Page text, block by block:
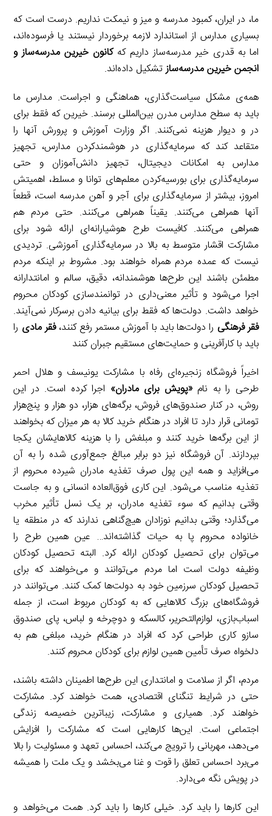
ما، در ایران، کمبود مدرسه و میز و نیمکت نداریم. درست است که
بسیاری مدارس از استاندارد لازمه برخوردار نیستند یا فرسوده‌اند،
اما به قدری خیر مدرسه‌ساز داریم کهکانون خیرین مدرسه‌ساز و
انجمن خیرین مدرسه‌سازتشکیل داده‌اند.
همه‌ی مشکل سیاست‌گذاری، هماهنگی و اجراست. مدارس ما
باید به سطح مدارس مدرن بین‌المللی برسند. خیرین که فقط برای
در و دیوار هزینه نمی‌کنند. اگر وزارت آموزش‌ و‌ پرورش آنها را
متقاعد کند که سرمایه‌گذاری در هوشمند‌کردن مدارس، تجهیز
مدارس به امکانات دیجیتال، تجهیز دانش‌آموزان و حتی
سرمایه‌گذاری برای بورسیه‌کردن معلم‌های توانا و مسلط، اهمیتش
امروز، بیشتر از سرمایه‌گذاری برای آجر و آهن مدرسه است، قطعاً
آنها همراهی می‌کنند. یقیناً همراهی می‌کنند. حتی مردم هم
همراهی می‌کنند. کافیست طرح هوشیارانه‌ای ارائه شود برای
مشارکت اقشار متوسط به بالا در سرمایه‌گذاری آموزشی. تردیدی
نیست که عمده مردم همراه خواهند بود. مشروط بر اینکه مردم
مطمئن باشند این طرح‌ها هوشمندانه، دقیق، سالم و امانتدارانه
اجرا می‌شود و تأثیر معنی‌داری در توانمندسازی کودکان محروم
خواهد داشت. دولت‌ها که فقط برای بیانیه دادن برسرکار نمی‌آیند.
فقر فرهنگی را دولت‌ها باید با آموزش مستمر رفع کنند،فقر مادی را
باید با کارآفرینی و حمایت‌های مستقیم جبران کنند
اخیراً فروشگاه زنجیره‌ای رفاه با مشارکت یونیسف و هلال احمر
طرحی را به نام«پویش برای مادران» اجرا کرده است. در این
روش، در کنار صندوق‌های فروش، برگه‌های هزار، دو هزار و پنج‌هزار
تومانی قرار دارد تا افراد در هنگام خرید کالا به هر میزان که بخواهند
از این برگه‌ها خرید کنند و مبلغش را با هزینه کالاهایشان یکجا
بپردازند. آن فروشگاه نیز دو برابر مبالغ جمع‌آوری شده را به آن
می‌افزاید و همه این پول صرف تغذیه مادران شیرده محروم از
تغذیه مناسب می‌شود. این کاری فوق‌العاده انسانی و به جاست
وقتی بدانیم که سوء‌ تغذیه مادران، بر یک نسل تأثیر مخرب
می‌گذارد؛ وقتی بدانیم نوزادان هیچ‌گناهی ندارند که در منطقه یا
خانواده محروم پا به حیات گذاشته‌اند… عین‌ همین طرح را
می‌توان برای تحصیل کودکان ارائه کرد. البته تحصیل کودکان
وظیفه دولت است اما مردم می‌‌توانند و می‌خواهند که برای
تحصیل کودکان سرزمین خود به دولت‌ها کمک کنند. می‌توانند در
فروشگاه‌های بزرگ کالاهایی که به کودکان مربوط است، از جمله
اسباب‌بازی، لوازم‌‌التحریر، کالسکه و دوچرخه و لباس، پای صندوق
سازو کاری طراحی کرد که افراد در هنگام خرید، مبلغی هم به
دلخواه صرف تأمین همین لوازم برای کودکان محروم کنند.
مردم، اگر از سلامت و امانتداری این طرح‌ها اطمینان داشته باشند،
حتی در شرایط تنگنای اقتصادی، همت خواهند کرد. مشارکت
خواهند کرد. همیاری و مشارکت، زیباترین خصیصه زندگی
اجتماعی است. این‌ها کارهایی است که مشارکت را افزایش
می‌دهد، مهربانی را ترویج می‌کند، احساس تعهد و مسئولیت را بالا
می‌برد احساس تعلق را قوت و غنا می‌بخشد و یک ملت را همیشه
در پویش نگه می‌دارد.
این کارها را باید کرد. خیلی کارها را باید کرد. همت می‌خواهد و